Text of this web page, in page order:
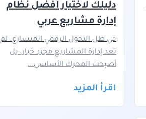
دليلك لاختيار أفضل نظام
إدارة مشاريع عربي
في ظل التحول الرقمي المتسارع، لم
تعد إدارة المشاريع مجرد خيار، بل
أصبحت المحرك الأساسي...
اقرأ المزيد